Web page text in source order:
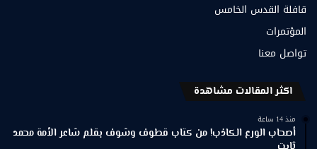
قافلة القدس الخامس
المؤتمرات
تواصل معنا
اكثر المقالات مشاهدة
منذ 14 ساعة
أصحاب الورع الكاذب! من كتاب قطوف وشوف بقلم شاعر الأمة محمد